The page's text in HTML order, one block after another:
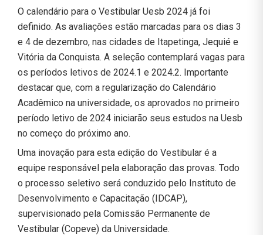
O calendário para o Vestibular Uesb 2024 já foi
definido. As avaliações estão marcadas para os dias 3
e 4 de dezembro, nas cidades de Itapetinga, Jequié e
Vitória da Conquista. A seleção contemplará vagas para
os períodos letivos de 2024.1 e 2024.2. Importante
destacar que, com a regularização do Calendário
Acadêmico na universidade, os aprovados no primeiro
período letivo de 2024 iniciarão seus estudos na Uesb
no começo do próximo ano.
Uma inovação para esta edição do Vestibular é a
equipe responsável pela elaboração das provas. Todo
o processo seletivo será conduzido pelo Instituto de
Desenvolvimento e Capacitação (IDCAP),
supervisionado pela Comissão Permanente de
Vestibular (Copeve) da Universidade.